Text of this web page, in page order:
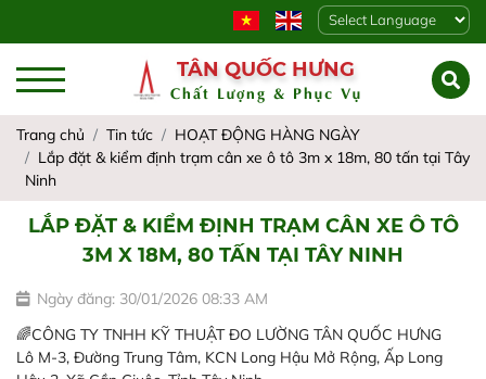
Powered by
TÂN QUỐC HƯNG
Chất Lượng & Phục Vụ
Trang chủ Tin tức
HOẠT ĐỘNG HÀNG NGÀY
Lắp đặt & kiểm định trạm cân xe ô tô 3m x 18m, 80 tấn tại Tây
Ninh
LẮP ĐẶT & KIỂM ĐỊNH TRẠM CÂN XE Ô TÔ
3M X 18M, 80 TẤN TẠI TÂY NINH
Ngày đăng: 30/01/2026 08:33 AM
🌈CÔNG TY TNHH KỸ THUẬT ĐO LƯỜNG TÂN QUỐC HƯNG
Lô M-3, Đường Trung Tâm, KCN Long Hậu Mở Rộng, Ấp Long